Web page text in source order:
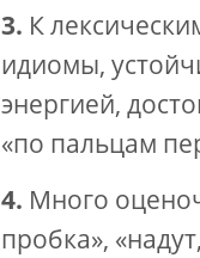
3. К
идиомы,
энергией,
«по пальцам
4. Много
пробка»,